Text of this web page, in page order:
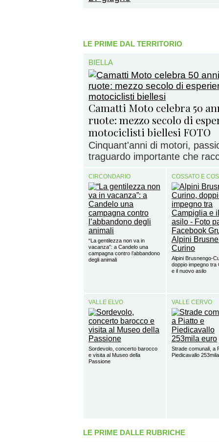
LE PRIME DAL TERRITORIO
BIELLA
Camatti Moto celebra 50
ruote: mezzo secolo di
motociclisti biellesi FOTO
Cinquant'anni di motori,
traguardo importante che
CIRCONDARIO
“La gentilezza non va in
vacanza”: a Candelo una
campagna contro l’abbandono
degli animali
COSSATO E
Alpini Brusnengo-
doppio impegno tra
e il nuovo asilo
VALLE ELVO
Sordevolo, concerto barocco
e visita al Museo della
Passione
VALLE CERVO
Strade comunali, a
Piedicavallo
LE PRIME DALLE RUBRICHE